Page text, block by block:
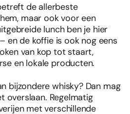
de allerbeste
maar ook voor een
lunch ben je hier
en de koffie is ook nog eens
van kop tot staart,
en lokale producten.
bijzondere whisky? Dan mag
overslaan. Regelmatig
met verschillende